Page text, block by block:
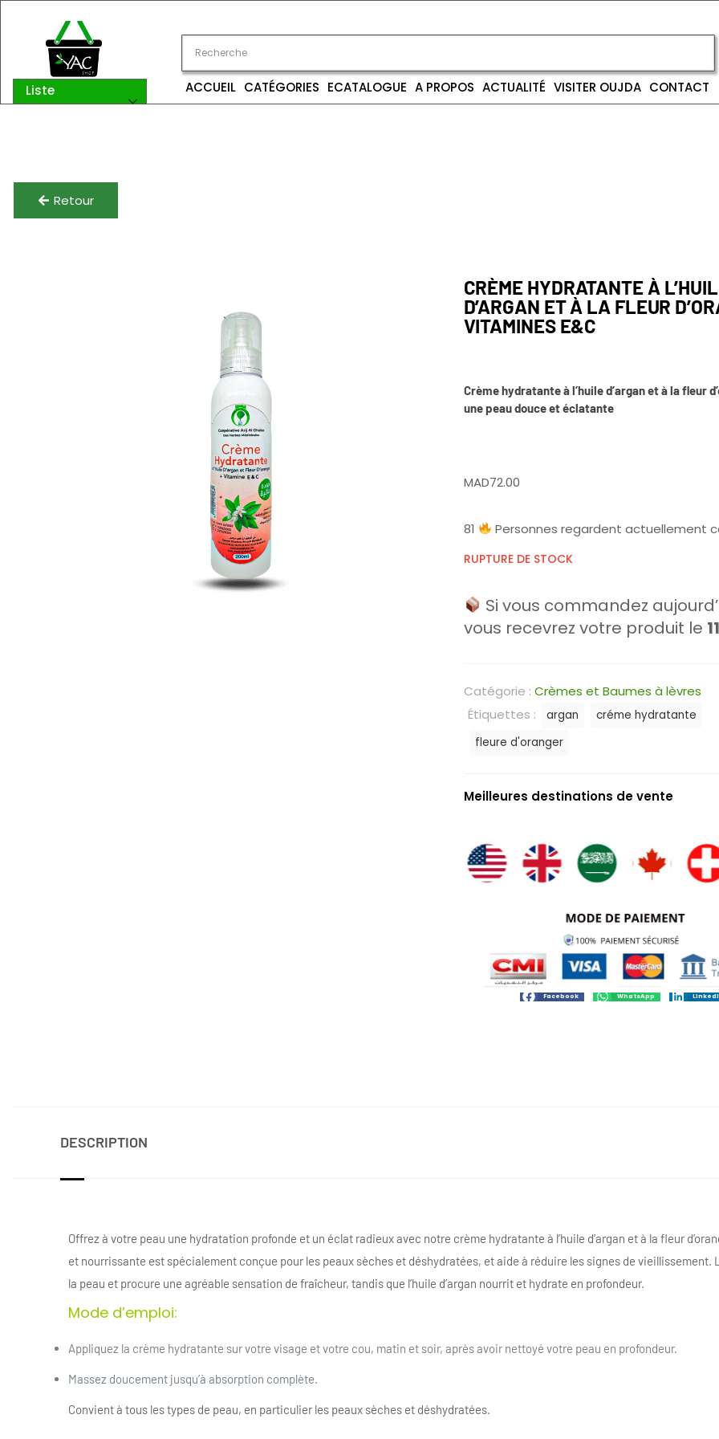
Liste
ACCUEIL CATÉGORIES ECATALOGUE A PROPOS ACTUALITÉ VISITER OUJDA CONTACT
Retour
CRÈME HYDRATANTE À
D’ARGAN ET À LA FLEUR
VITAMINES E&C
Crème hydratante à l’huile d’argan et à la fleur
une peau douce et éclatante
MAD72.00
81 Personnes regardent actuellement
RUPTURE DE STOCK
Si vous commandez
vous recevrez votre produit le
Catégorie : Crèmes et Baumes à lèvres
Étiquettes :
argan
créme hydratante
fleure d'oranger
Meilleures destinations de vente
Facebook WhatsApp
DESCRIPTION
Offrez à votre peau une hydratation profonde et un éclat radieux avec notre crème hydratante à l’huile d’argan et à la fleur
et nourrissante est spécialement conçue pour les peaux sèches et déshydratées, et aide à réduire les signes de vieillissement.
la peau et procure une agréable sensation de fraîcheur, tandis que l’huile d’argan nourrit et hydrate en profondeur.
Mode d’emploi:
Appliquez la crème hydratante sur votre visage et votre cou, matin et soir, après avoir nettoyé votre peau en profondeur.
Massez doucement jusqu’à absorption complète.
Convient à tous les types de peau, en particulier les peaux sèches et déshydratées.